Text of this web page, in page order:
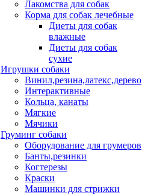
Лакомства для собак
Корма для собак лечебные
Диеты для собак
влажные
Диеты для собак
сухие
Игрушки собаки
Винил,резина,латекс,дерево
Интерактивные
Кольца, канаты
Мягкие
Мячики
Груминг собаки
Оборудование для грумеров
Банты,резинки
Когтерезы
Краски
Машинки для стрижки